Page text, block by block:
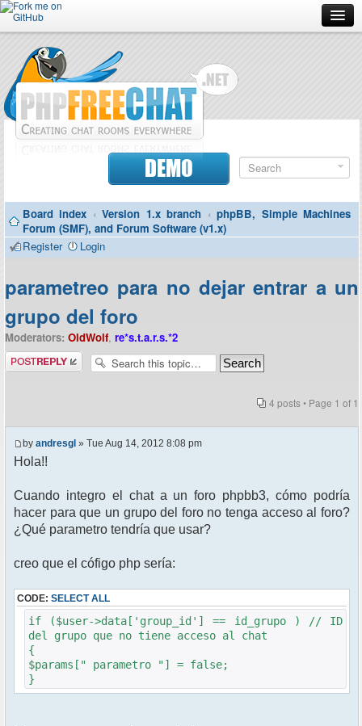
Forum
Doc
Contributors
Contact
DEMO
Board index ‹ Version 1.x branch ‹ phpBB, Simple Machines
Forum (SMF), and Forum Software (v1.x)
Register
Login
parametreo para no dejar entrar a un
grupo del foro
Moderators: OldWolf, re*s.t.a.r.s.*2
Post a reply
4 posts • Page 1 of 1
by andresgl » Tue Aug 14, 2012 8:08 pm
Hola!!
Cuando integro el chat a un foro phpbb3, cómo podría
hacer para que un grupo del foro no tenga acceso al foro?
¿Qué parametro tendría que usar?
creo que el cófigo php sería:
CODE: SELECT ALL
if ($user->data['group_id'] == id_grupo ) // ID
del grupo que no tiene acceso al chat
{
$params[" parametro "] = false;
}